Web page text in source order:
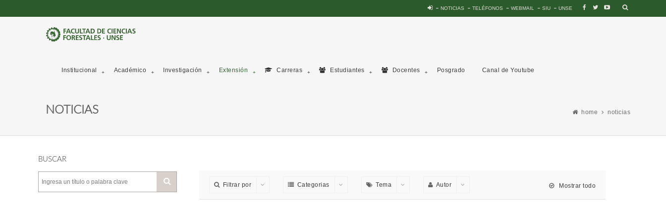
NOTICIAS TELÉFONOS WEBMAIL SIU UNSE
Institucional Académico Investigación Extensión Carreras Estudiantes Docentes Posgrado Canal de Youtube
NOTICIAS home noticias
BUSCAR
Filtrar por Categorias Tema Autor Mostrar todo